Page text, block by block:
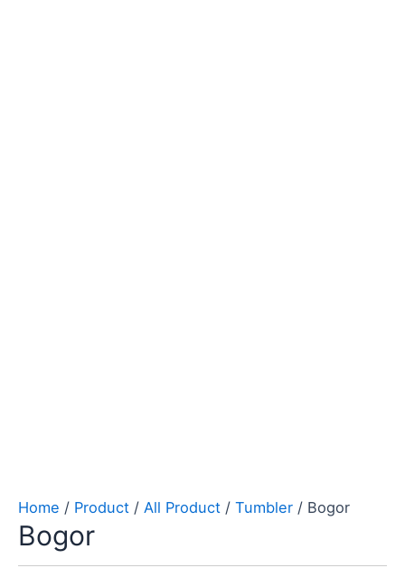
Home / Product / All Product / Tumbler / Bogor
Bogor